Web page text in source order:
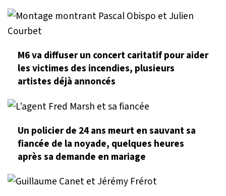
M6 va diffuser un concert caritatif pour aider
les victimes des incendies, plusieurs
artistes déjà annoncés
Un policier de 24 ans meurt en sauvant sa
fiancée de la noyade, quelques heures
après sa demande en mariage